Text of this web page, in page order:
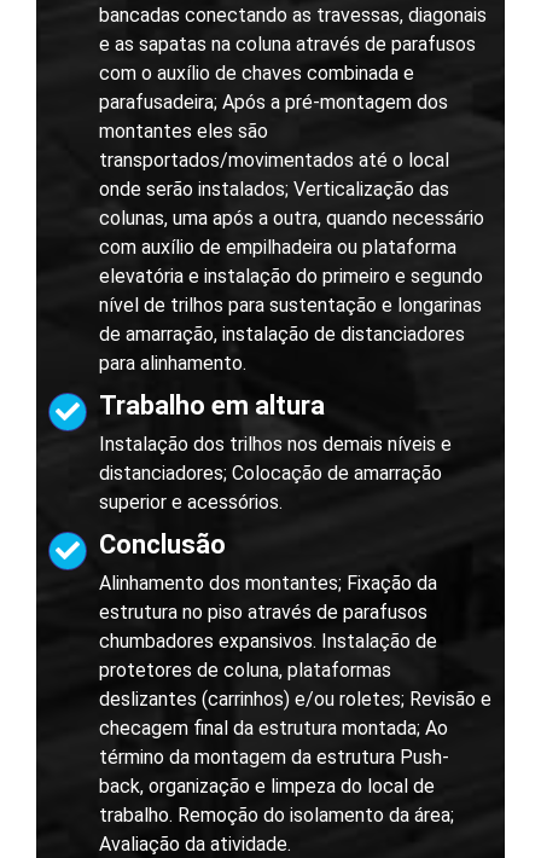
bancadas conectando as travessas, diagonais
e as sapatas na coluna através de parafusos
com o auxílio de chaves combinada e
parafusadeira; Após a pré-montagem dos
montantes eles são
transportados/movimentados até o local
onde serão instalados; Verticalização das
colunas, uma após a outra, quando necessário
com auxílio de empilhadeira ou plataforma
elevatória e instalação do primeiro e segundo
nível de trilhos para sustentação e longarinas
de amarração, instalação de distanciadores
para alinhamento.
Trabalho em altura
Instalação dos trilhos nos demais níveis e
distanciadores; Colocação de amarração
superior e acessórios.
Conclusão
Alinhamento dos montantes; Fixação da
estrutura no piso através de parafusos
chumbadores expansivos. Instalação de
protetores de coluna, plataformas
deslizantes (carrinhos) e/ou roletes; Revisão e
checagem final da estrutura montada; Ao
término da montagem da estrutura Push-
back, organização e limpeza do local de
trabalho. Remoção do isolamento da área;
Avaliação da atividade.